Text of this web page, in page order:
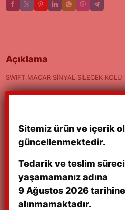
Açıklama
SWIFT MACAR SİNYAL SİLECEK
İTHAL MUADİL YAN SANAYİ ÜRÜN
Sitemiz ürün ve içerik
güncellenmektedir.
Tedarik ve teslim
yaşamamanız adına
9 Ağustos 2026
alınmamaktadır.